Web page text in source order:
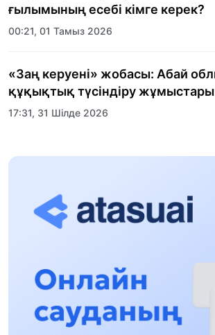
ғылымының есебі кімге керек?
00:21, 01 Тамыз 2026
«Заң керуені» жобасы: Абай
құқықтық түсіндіру
17:31, 31 Шілде 2026
Халықаралық «Формула-1
13:13, 30 Шілде 2026
12:01, 28 Шілде 2026
Абзал Достияр: Думан